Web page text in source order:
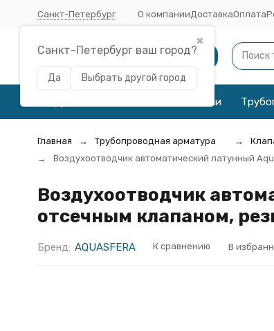
Санкт-Петербург
✖
Санкт-Петербург ваш город?
Да Выбрать другой город
О компании ДоставкаОплата
Каталог
Соединительные детали
Главная Трубопроводная арматура
Воздухоотводчик автоматический латунный
Воздухоотводчик
отсечным клапаном,
Бренд: AQUASFERA К сравнению В